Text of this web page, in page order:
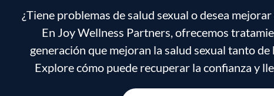
¿Tiene problemas de salud sexual o desea
En Joy Wellness Partners, ofrecemos
generación que mejoran la salud sexual tanto
Explore cómo puede recuperar la confianza y